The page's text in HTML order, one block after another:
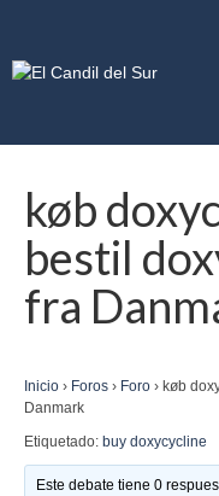
køb
bestil
fra
Inicio › Foros › Foro › køb
Danmark
Etiquetado: buy doxycycline
Este debate tiene 0